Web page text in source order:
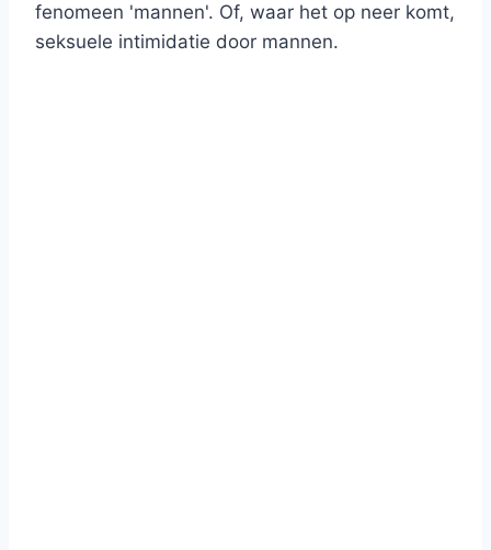
fenomeen 'mannen'. Of, waar het op neer komt,
seksuele intimidatie door mannen.